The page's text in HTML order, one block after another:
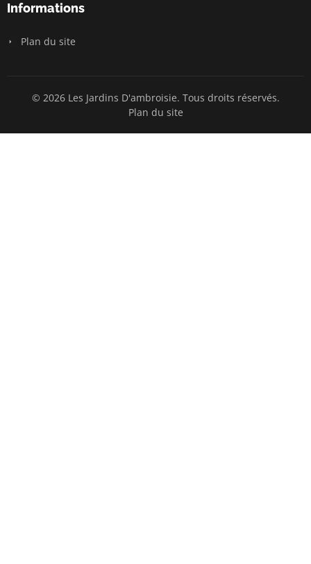
Informations
Plan du site
© 2026 Les Jardins D'ambroisie. Tous droits réservés.
Plan du site